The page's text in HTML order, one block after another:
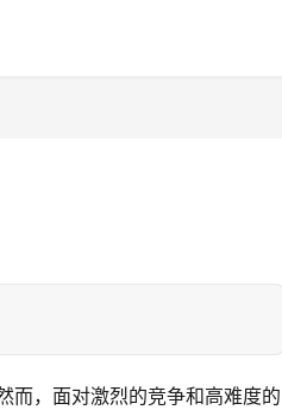
而，面对激烈的竞争和高难度的